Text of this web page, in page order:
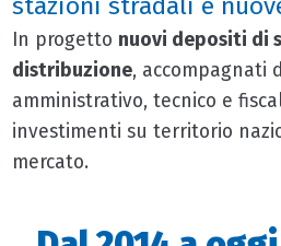
In progetto nuovi depositi di
distribuzione, accompagnati
amministrativo, tecnico e
investimenti su territorio
mercato.